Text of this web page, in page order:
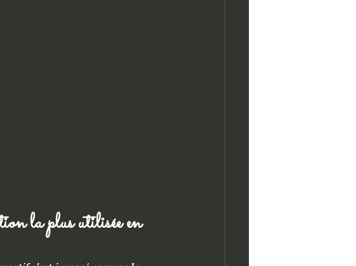
la plus utilisée en